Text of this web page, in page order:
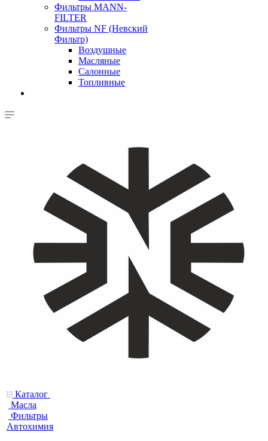
Фильтры MANN-
FILTER
Фильтры NF (Невский
Фильтр)
Воздушные
Масляные
Салонные
Топливные
Каталог
Масла
Фильтры
Автохимия